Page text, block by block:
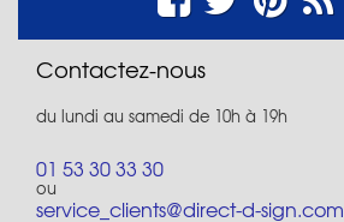
Contactez-nous
du lundi au samedi de 10h à 19h
01 53 30 33 30
ou
service_clients@direct-d-sign.com